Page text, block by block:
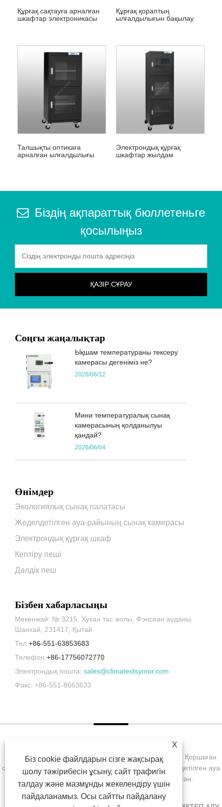
Құрғақ сақтауға арналған
шкафтар электроникасы
Құрғақ қораптың
ылғалдылығын бақылау
Талшықты оптикаға
арналған ылғалдылығы
Электрондық құрғақ
шкафтар жылдам
Біздің ақпараттық бюллетеньге
қосылыңыз
Соңғы жаңалықтар
Ықшам температураны тексеру
камерасы дегеніміз не?
2026/06/12
Мини температуралық сынақ
камерасының қолданылуы
қандай?
2026/06/04
Өнімдер
Экологиялық сынақ палатасы
Жеделдетілген ауа-райының сынақ камерасы
Электрондық құрғақ шкаф
Кептіру пеші
Дәлдік пеш
Бізбен хабарласыңы
Мекенжай: № 3215, Хухан тас жолы, Фэнсиан ауданы,
Шанхай, 231417, Қытай
Тел:+86-551-63853683
Телефон:+86-17756072770
Электрондық пошта: sales@climatestsymor.com
Факс: +86-551-8663633
Copyright © 2022 Symor Instrument Equipment Co., Ltd. Қоршаған
ортаны сынау камерасы, электронды құрғақ шкаф, тездетілген ауа
райы сынақ камерасы Барлық құқықтар қорғалған.
X
Біз cookie файлдарын сізге жақсырақ
шолу тәжірибесін ұсыну, сайт трафигін
талдау және мазмұнды жекелендіру үшін
пайдаланамыз. Осы сайтты пайдалану